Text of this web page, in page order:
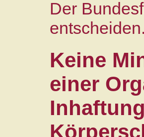
Der
entscheiden.
Keine
einer